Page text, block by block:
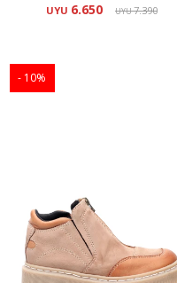
UYU 6.650 UYU7.390
10